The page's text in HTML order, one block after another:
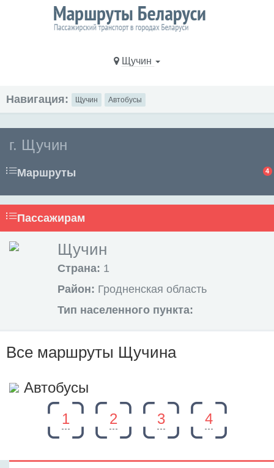
Щучин
Навигация: Щучин Автобусы
г. Щучин
4
Маршруты
Пассажирам
Щучин
Страна: 1
Район: Гродненская область
Тип населенного пункта:
Все маршруты Щучина
Автобусы
1
2 3 4